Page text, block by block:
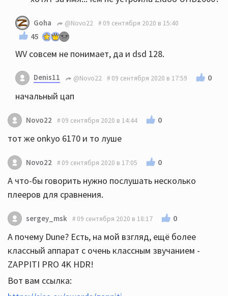
Goha @Novo22 09 сентября 2020 в 15:40
45
WV совсем не понимает, да и dsd 128.
Denis11 @Novo22 09 сентября 2020 в 17:59 0
начальный цап
Novo22 09 сентября 2020 в 14:44 0
тот же onkyo 6170 и то луше
Novo22 09 сентября 2020 в 17:05 0
А что-бы говорить нужно послушать несколько
плееров для сравнения.
sergey_msk 09 сентября 2020 в 18:17 0
А почему Dune? Есть, на мой взгляд, ещё более
классный аппарат с очень классным звучанием -
ZAPPITI PRO 4K HDR!
Вот вам ссылка: